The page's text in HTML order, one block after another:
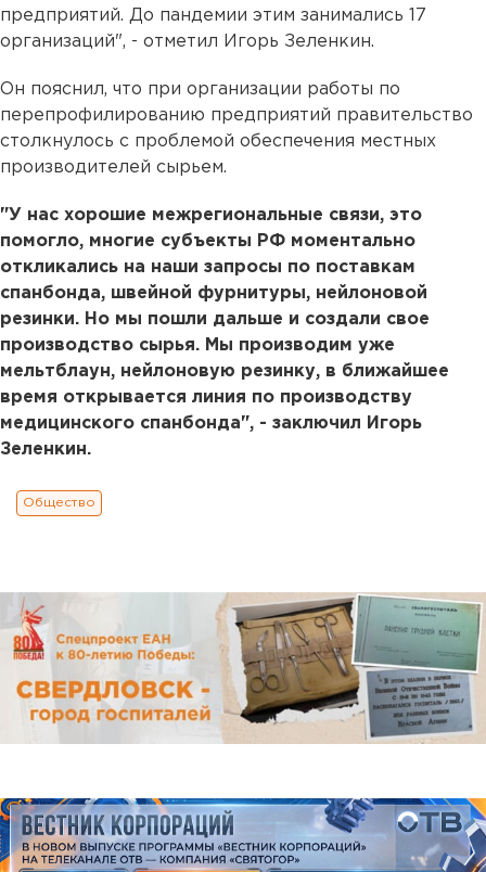
предприятий. До пандемии этим занимались 17
организаций", - отметил Игорь Зеленкин.
Он пояснил, что при организации работы по
перепрофилированию предприятий правительство
столкнулось с проблемой обеспечения местных
производителей сырьем.
"У нас хорошие межрегиональные связи, это
помогло, многие субъекты РФ моментально
откликались на наши запросы по поставкам
спанбонда, швейной фурнитуры, нейлоновой
резинки. Но мы пошли дальше и создали свое
производство сырья. Мы производим уже
мельтблаун, нейлоновую резинку, в ближайшее
время открывается линия по производству
медицинского спанбонда", - заключил Игорь
Зеленкин.
Общество